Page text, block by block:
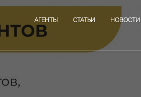
АГЕНТЫ СТАТЬИ НОВОСТИ